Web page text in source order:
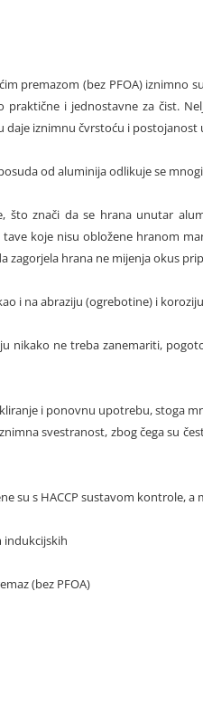
premazom (bez PFOA)
praktične i jednostavne za čist.
daje iznimnu čvrstoću i
od aluminija odlikuje se
što znači da se hrana unutar
koje nisu obložene hranom
zagorjela hrana ne mijenja okus
i na abraziju (ogrebotine) i
nikako ne treba zanemariti,
i ponovnu upotrebu, stoga
svestranost, zbog čega su
su s HACCP sustavom kontrole, a
indukcijskih
(bez PFOA)